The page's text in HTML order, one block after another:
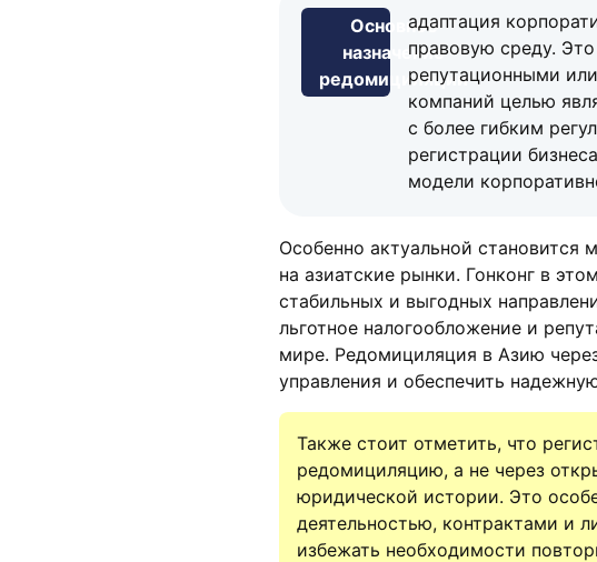
Основное
назначение
редомициляции
адаптация
правовую среду.
репутационными
компаний целью
с более гибким
регистрации
модели
Особенно актуальной
на азиатские рынки. Гонконг в
стабильных и выгодных
льготное налогообложение и
мире. Редомициляция в Азию
управления и обеспечить
Также стоит отметить, что
редомициляцию, а не через
юридической истории. Это
деятельностью, контрактами и
избежать необходимости